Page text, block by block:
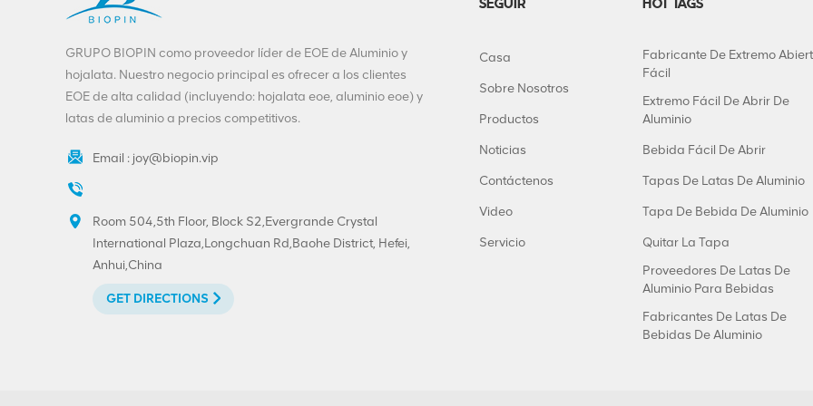
GRUPO BIOPIN como proveedor líder de EOE de Aluminio y
hojalata. Nuestro negocio principal es ofrecer a los clientes
EOE de alta calidad (incluyendo: hojalata eoe, aluminio eoe) y
latas de aluminio a precios competitivos.
Email : joy@biopin.vip
Room 504,5th Floor, Block S2,Evergrande Crystal
International Plaza,Longchuan Rd,Baohe District, Hefei,
Anhui,China
GET DIRECTIONS
SEGUIR
Casa
Sobre Nosotros
Productos
Noticias
Contáctenos
Video
Servicio
HOT TAGS
Fabricante De Extremo
Fácil
Extremo Fácil De Abrir De
Aluminio
Bebida Fácil De Abrir
Tapas De Latas De Aluminio
Tapa De Bebida De Aluminio
Quitar La Tapa
Proveedores De Latas De
Aluminio Para Bebidas
Fabricantes De Latas De
Bebidas De Aluminio